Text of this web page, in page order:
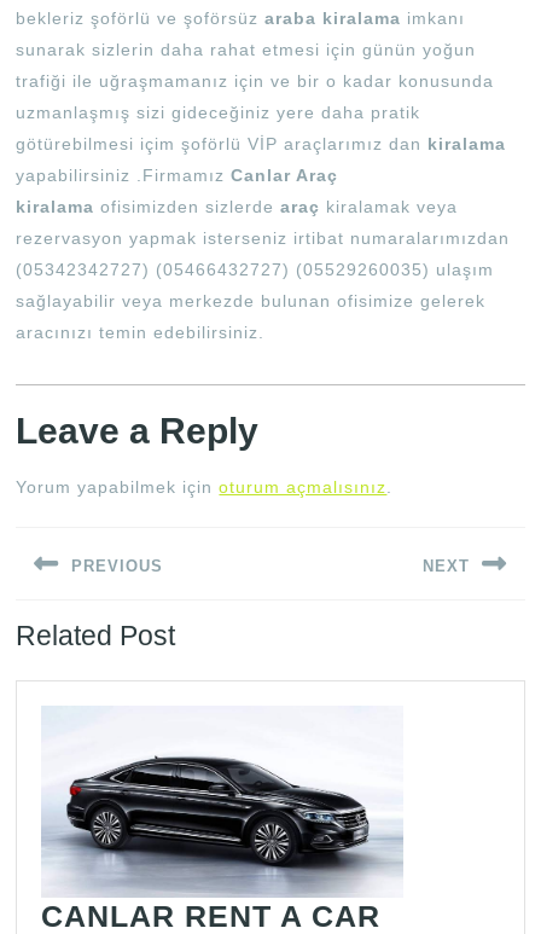
bekleriz şoförlü ve şoförsüzaraba kiralama imkanı
sunarak sizlerin daha rahat etmesi için günün yoğun
trafiği ile uğraşmamanız için ve bir o kadar konusunda
uzmanlaşmış sizi gideceğiniz yere daha pratik
götürebilmesi içim şoförlü VİP araçlarımız dan kiralama
yapabilirsiniz .FirmamızCanlar Araç
kiralama ofisimizden sizlerdearaç kiralamak veya
rezervasyon yapmak isterseniz irtibat numaralarımızdan
(05342342727) (05466432727) (05529260035) ulaşım
sağlayabilir veya merkezde bulunan ofisimize gelerek
aracınızı temin edebilirsiniz.
Leave a Reply
Yorum yapabilmek içinoturum açmalısınız
gezinmesi
PREVIOUS
post:
NEXT
Related Post
CANLAR RENT A CAR